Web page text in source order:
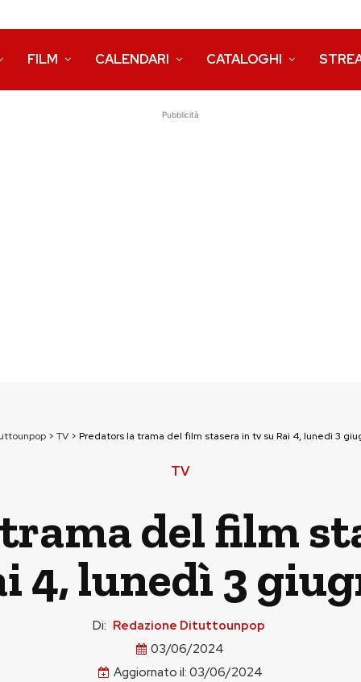
FILM CALENDARI CATALOGHI
Pubblicità
> TV> Predators la trama del film stasera in tv su Rai 4, lunedì 3
TV
del film
4, lunedì 3
Di: Redazione Dituttounpop
03/06/2024
Aggiornato il: 03/06/2024